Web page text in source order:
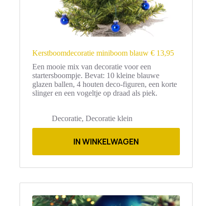
Kerstboomdecoratie miniboom blauw € 13,95
Een mooie mix van decoratie voor een
startersboompje. Bevat: 10 kleine blauwe
glazen ballen, 4 houten deco-figuren, een korte
slinger en een vogeltje op draad als piek.
Decoratie, Decoratie klein
IN WINKELWAGEN